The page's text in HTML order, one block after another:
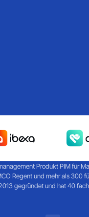
Produkt PIM für
Regent und mehr als
gegründet und hat 40